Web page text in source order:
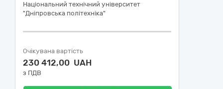
Національний технічний університет
"Дніпровська політехніка"
Очікувана вартість
230 412,00 UAH
з ПДВ